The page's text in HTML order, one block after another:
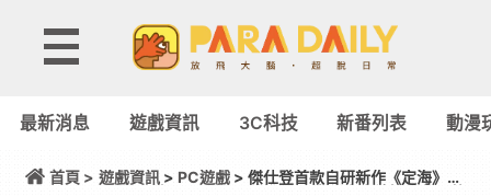
最新消息 遊戲資訊 3C科技 新番列表 動漫
首頁 > 遊戲資訊> PC遊戲> 傑仕登首款自研新作《定海》